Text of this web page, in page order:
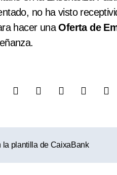
no ha visto
hacer unaOferta de
la plantilla de CaixaBank